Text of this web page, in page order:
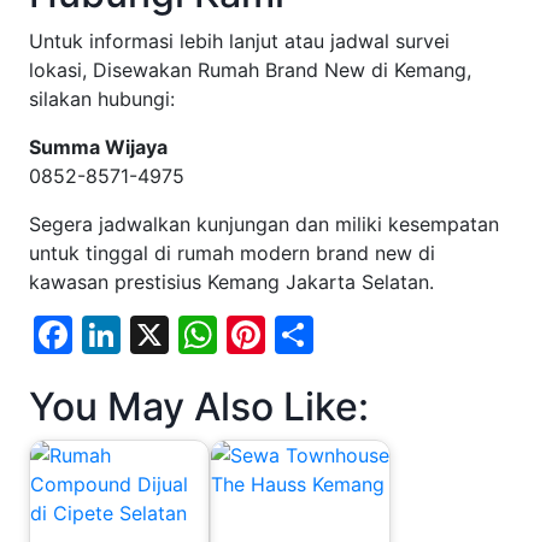
Untuk informasi lebih lanjut atau jadwal survei
lokasi, Disewakan Rumah Brand New di Kemang,
silakan hubungi:
Summa Wijaya
0852-8571-4975
Segera jadwalkan kunjungan dan miliki kesempatan
untuk tinggal di rumah modern brand new di
kawasan prestisius Kemang Jakarta Selatan.
Facebook
LinkedIn
X WhatsApp
Pinterest
You May Also Like: